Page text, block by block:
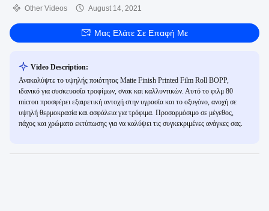
Other Videos August 14, 2021
Μας Ελάτε Σε Επαφή Με
Video Description:
Ανακαλύψτε το υψηλής ποιότητας Matte Finish Printed Film Roll BOPP,
ιδανικό για συσκευασία τροφίμων, σνακ και καλλυντικών. Αυτό το φιλμ 80
micron προσφέρει εξαιρετική αντοχή στην υγρασία και το οξυγόνο, ανοχή σε
υψηλή θερμοκρασία και ασφάλεια για τρόφιμα. Προσαρμόσιμο σε μέγεθος,
πάχος και χρώματα εκτύπωσης για να καλύψει τις συγκεκριμένες ανάγκες σας.